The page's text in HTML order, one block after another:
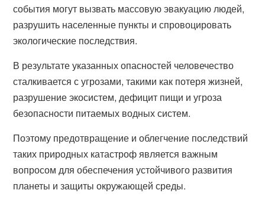
события могут вызвать массовую эвакуацию людей,
разрушить населенные пункты и спровоцировать
экологические последствия.
В результате указанных опасностей человечество
сталкивается с угрозами, такими как потеря жизней,
разрушение экосистем, дефицит пищи и угроза
безопасности питаемых водных систем.
Поэтому предотвращение и облегчение последствий
таких природных катастроф является важным
вопросом для обеспечения устойчивого развития
планеты и защиты окружающей среды.